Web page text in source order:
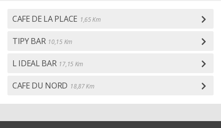
CAFE DE LA PLACE 1,65 Km
TIPY BAR 10,15 Km
L IDEAL BAR 17,15 Km
CAFE DU NORD 18,87 Km